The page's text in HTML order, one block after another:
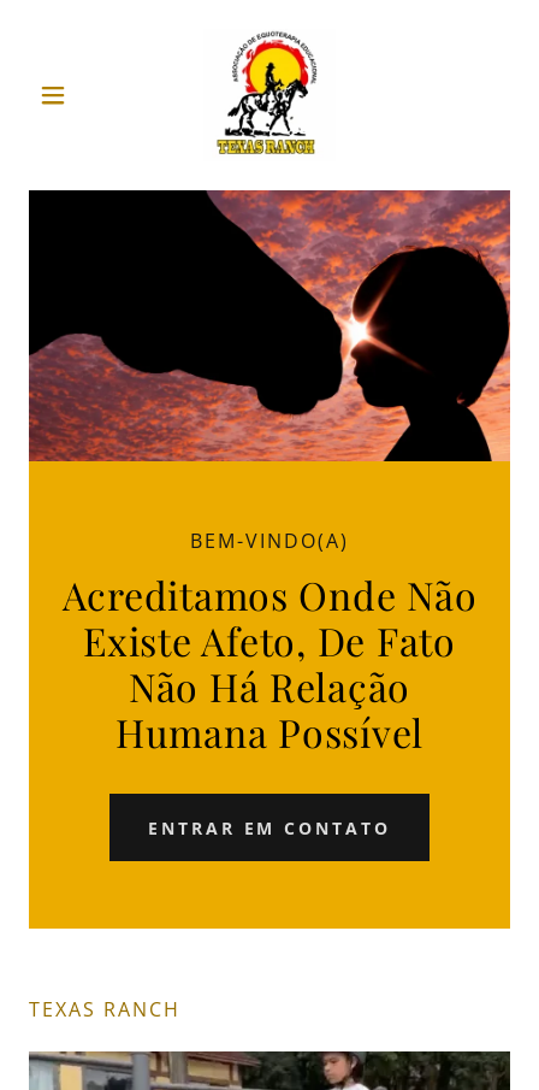
BEM-VINDO(A)
Acreditamos Onde Não
Existe Afeto, De Fato
Não Há Relação
Humana Possível
ENTRAR EM CONTATO
TEXAS RANCH